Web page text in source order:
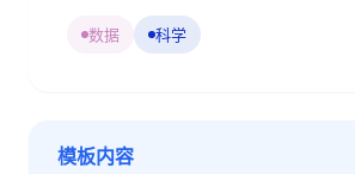
数据 科学
模板内容